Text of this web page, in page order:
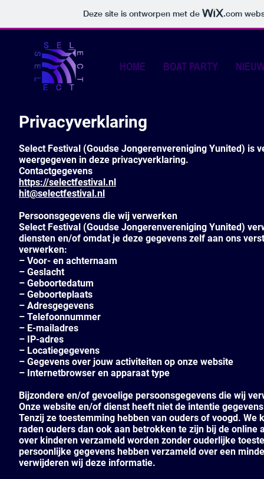
Deze site is ontworpen met de .com
HOME BOAT PARTY
Privacyverklaring
Select Festival (Goudse Jongerenvereniging Yunited) is
weergegeven in deze privacyverklaring.
Contactgegevens
https://selectfestival.nl
hit@selectfestival.nl
Persoonsgegevens die wij verwerken
Select Festival (Goudse Jongerenvereniging Yunited)
diensten en/of omdat je deze gegevens zelf aan ons
verwerken:
– Voor- en achternaam
– Geslacht
– Geboortedatum
– Geboorteplaats
– Adresgegevens
– Telefoonnummer
– E-mailadres
– IP-adres
– Locatiegegevens
– Gegevens over jouw activiteiten op onze website
– Internetbrowser en apparaat type
Bijzondere en/of gevoelige persoonsgegevens die wij
Onze website en/of dienst heeft niet de intentie
Tenzij ze toestemming hebben van ouders of voogd.
raden ouders dan ook aan betrokken te zijn bij de
over kinderen verzameld worden zonder ouderlijke
persoonlijke gegevens hebben verzameld over een
verwijderen wij deze informatie.